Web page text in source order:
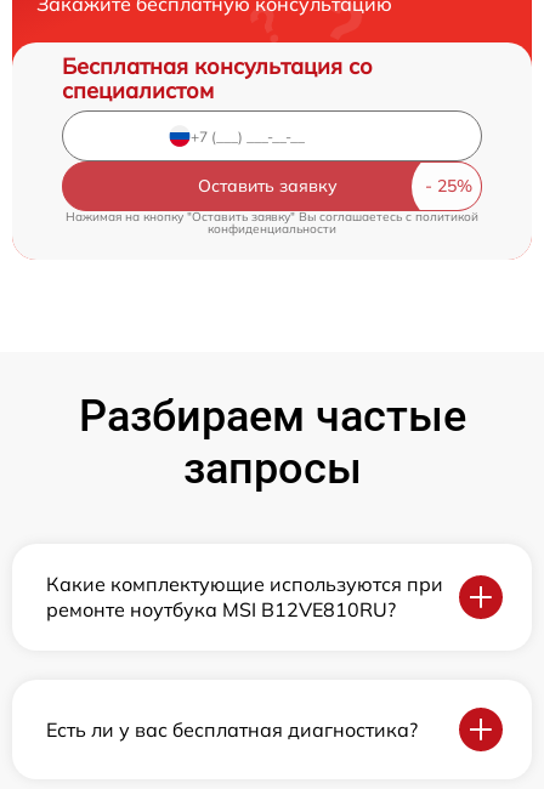
Бесплатная консультация со
специалистом
Оставить заявку
Нажимая на кнопку "Оставить заявку" Вы соглашаетесь cполитикой
конфиденциальности
Разбираем частые
запросы
Какие комплектующие используются при
ремонте ноутбука MSI B12VE810RU?
Есть ли у вас бесплатная диагностика?